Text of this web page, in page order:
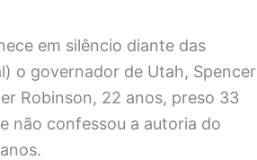
em silêncio diante das
o governador de Utah, Spencer
Robinson, 22 anos, preso 33
não confessou a autoria do